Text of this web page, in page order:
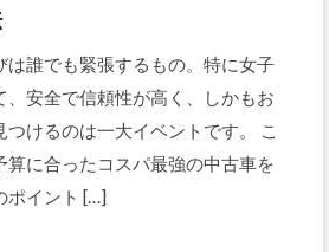
は誰でも緊張するもの。特に女子
、安全で信頼性が高く、しかもお
つけるのは一大イベントです。 こ
算に合ったコスパ最強の中古車を
ポイント […]